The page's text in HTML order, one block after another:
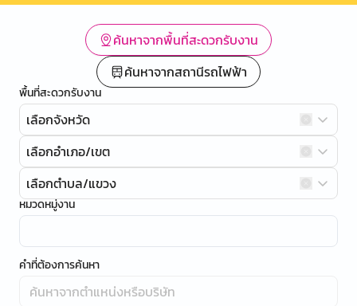
ค้นหาจากพื้นที่สะดวกรับงาน
ค้นหาจากสถานีรถไฟฟ้า
พื้นที่สะดวกรับงาน
เลือกจังหวัด
เลือกอำเภอ/เขต
เลือกตำบล/แขวง
หมวดหมู่งาน
คำที่ต้องการค้นหา